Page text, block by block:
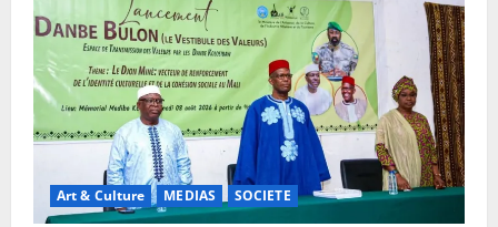
Art & Culture MEDIAS SOCIETE